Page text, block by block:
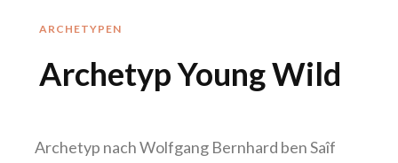
ARCHETYPEN
Archetyp Young Wild
Archetyp nach Wolfgang Bernhard ben Saîf